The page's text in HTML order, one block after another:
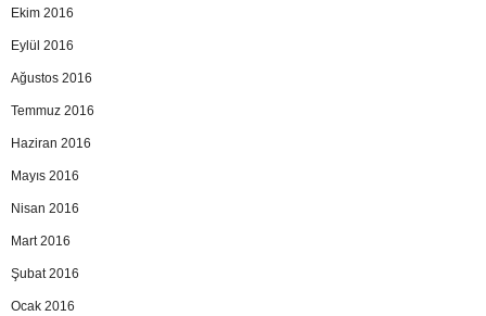
Ekim 2016
Eylül 2016
Ağustos 2016
Temmuz 2016
Haziran 2016
Mayıs 2016
Nisan 2016
Mart 2016
Şubat 2016
Ocak 2016